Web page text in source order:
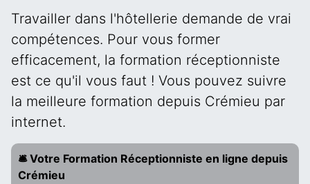
Travailler dans l'hôtellerie demande de vrai
compétences. Pour vous former
efficacement, la formation réceptionniste
est ce qu'il vous faut ! Vous pouvez suivre
la meilleure formation depuis Crémieu par
internet.
🛎️ Votre Formation Réceptionniste en ligne depuis
Crémieu